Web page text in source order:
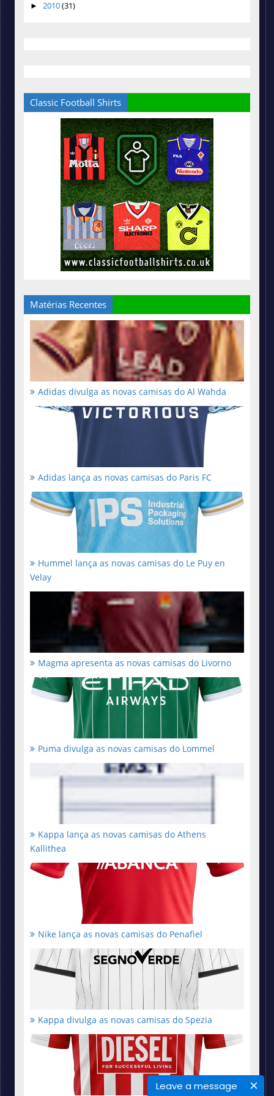
Leave a message
► 2010(31)
Classic Football Shirts
Matérias Recentes
Adidas divulga as novas camisas do Al Wahda
Adidas lança as novas camisas do Paris FC
Hummel lança as novas camisas do Le Puy en
Velay
Magma apresenta as novas camisas do Livorno
Puma divulga as novas camisas do Lommel
Kappa lança as novas camisas do Athens
Kallithea
Nike lança as novas camisas do Penafiel
Kappa divulga as novas camisas do Spezia